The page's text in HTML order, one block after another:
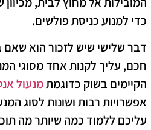
כדי למנוע כניסת פולשים.
דבר שלישי שיש לזכור הוא שאם
חכם, עליך לקנות אחד מסוגי
הקיימים בשוק כדוגמתמנעול
אפשרויות רבות ושונות לסוג
עליכם ללמוד כמה שיותר מה